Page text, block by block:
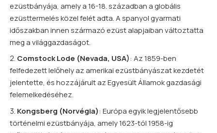
ezüstbányája, amely a 16-18. században a globális
ezüsttermelés közel felét adta. A spanyol gyarmati
időszakban innen származó ezüst alapjaiban változtatta
meg a világgazdaságot.
Comstock Lode (Nevada, USA): Az 1859-ben
felfedezett lelőhely az amerikai ezüstbányászat kezdetét
jelentette, és hozzájárult az Egyesült Államok gazdasági
felemelkedéséhez.
Kongsberg (Norvégia): Európa egyik legjelentősebb
történelmi ezüstbányája, amely 1623-tól 1958-ig